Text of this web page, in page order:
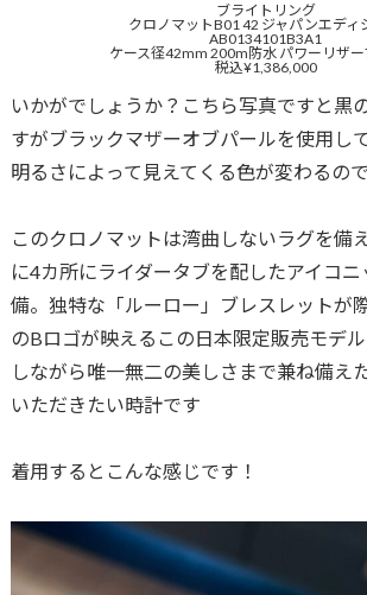
ブライトリング
クロノマットB01 42 ジャパンエディ
AB0134101B3A1
ケース径42mm 200m防水 パワーリザー
税込¥1,386,000
いかがでしょうか？こちら写真ですと黒
すがブラックマザーオブパールを使用し
明るさによって見えてくる色が変わるの
このクロノマットは湾曲しないラグを備
に4カ所にライダータブを配したアイコ
備。独特な「ルーロー」ブレスレットが
のBロゴが映えるこの日本限定販売モデ
しながら唯一無二の美しさまで兼ね備え
いただきたい時計です
着用するとこんな感じです！